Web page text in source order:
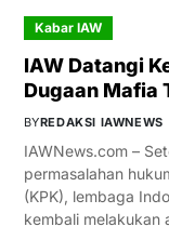
Kabar IAW
IAW Datangi
Dugaan Mafia
BYREDAKSI IAWNEWS
IAWNews.com –
permasalahan
(KPK), lembaga
kembali melakukan